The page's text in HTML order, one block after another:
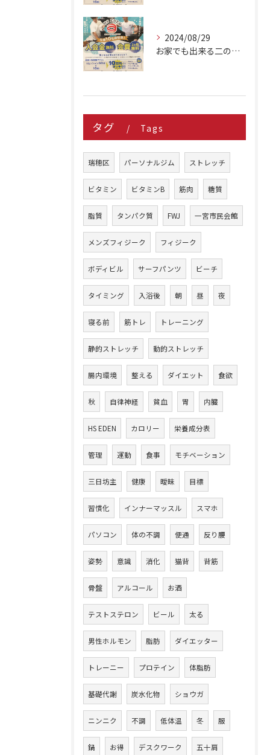
2024/08/29
お家でも出来る二の腕シェイプアップ種目 3選
タグ Tags
瑞穂区 パーソナルジム ストレッチ
ビタミン ビタミンB 筋肉 糖質
脂質 タンパク質 FWJ 一宮市民会館
メンズフィジーク フィジーク
ボディビル サーフパンツ ビーチ
タイミング 入浴後 朝 昼 夜
寝る前 筋トレ トレーニング
静的ストレッチ 動的ストレッチ
腸内環境 整える ダイエット 食欲
秋 自律神経 貧血 胃 内臓
HS EDEN カロリー 栄養成分表
管理 運動 食事 モチベーション
三日坊主 健康 曖昧 目標
習慣化 インナーマッスル スマホ
パソコン 体の不調 便通 反り腰
姿勢 意識 消化 猫背 背筋
骨盤 アルコール お酒
テストステロン ビール 太る
男性ホルモン 脂肪 ダイエッター
トレーニー プロテイン 体脂肪
基礎代謝 炭水化物 ショウガ
ニンニク 不調 低体温 冬 服
鍋 お得 デスクワーク 五十肩